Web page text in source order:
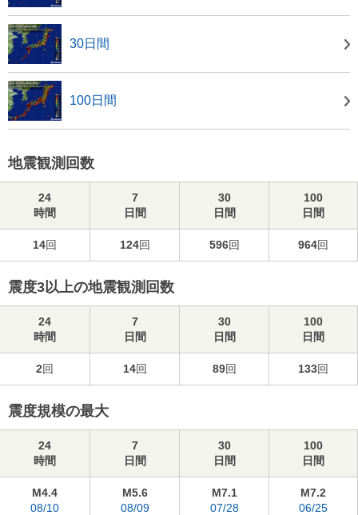
30日間
100日間
地震観測回数
24
時間
7
日間
30
日間
100
日間
14回 124回 596回 964回
震度3以上の地震観測回数
24
時間
7
日間
30
日間
100
日間
2回 14回 89回 133回
震度規模の最大
24
時間
7
日間
30
日間
100
日間
M4.4
08/10
M5.6
08/09
M7.1
07/28
M7.2
06/25